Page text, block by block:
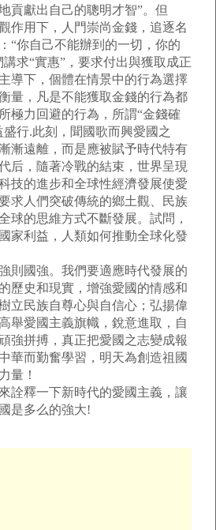
貢獻出自己的聰明才智”。但
作用下，人門崇尚金錢，追逐名
“你自己不能辦到的一切，你的
求“實惠”，要求付出與獲取成正
導下，個體在情景中的行為選擇
量，凡是不能獲取金錢的行為都
極力回避的行為，所謂“金錢確
行.此刻，聞國歌而興愛國之
漸遠離，而是應被賦予時代特有
后，隨著冷戰的結束，世界呈現
技的進步和全球性經濟發展使愛
求人們突破傳統的鄉土觀、民族
球的思維方式不斷發展。試問，
家利益，人類如何推動全球化發
則國強。我們要適應時代發展的
歷史和現實，增強愛國的情感和
立民族自尊心與自信心；弘揚偉
舉愛國主義旗幟，銳意進取，自
強拼搏，真正把愛國之志變成報
華而勤奮學習，明天為創造祖國
量！
詮釋一下新時代的愛國主義，讓
是多么的強大!